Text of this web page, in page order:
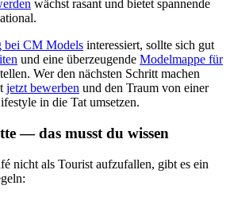
wächst rasant und bietet spannende
bei CM Models interessiert, sollte sich gut
und eine überzeugende Modelmappe für
Wer den nächsten Schritt machen
jetzt bewerben und den Traum von einer
in die Tat umsetzen.
— das musst du wissen
nicht als Tourist aufzufallen, gibt es ein